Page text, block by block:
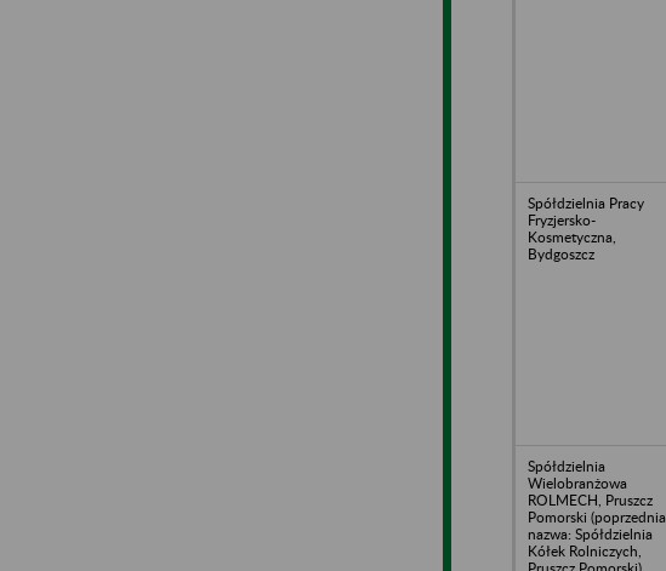
Spółdzielnia Pracy
Fryzjersko-
Kosmetyczna,
Bydgoszcz
Spółdzielnia
Wielobranżowa
ROLMECH, Pruszcz
Pomorski (poprzednia
nazwa: Spółdzielnia
Kółek Rolniczych,